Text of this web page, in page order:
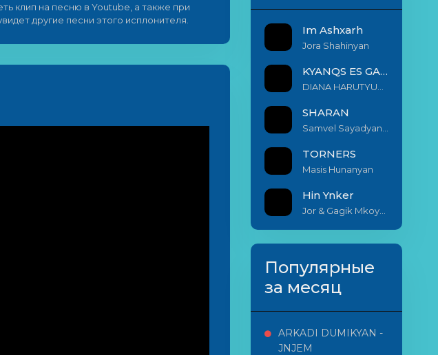
клип на песню в Youtube, а также при
другие песни этого исплонителя.
Im Ashxarh
Jora Shahinyan
KYANQS ES GALIS EM
SHARAN
TORNERS
Masis Hunanyan
Hin Ynker
Популярные
за месяц
ARKADI DUMIKYAN -
JNJEM